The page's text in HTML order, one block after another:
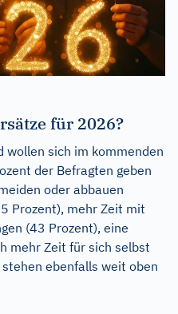
für 2026?
wollen sich im kommenden
der Befragten geben
oder abbauen
Prozent), mehr Zeit mit
(43 Prozent), eine
mehr Zeit für sich selbst
ebenfalls weit oben